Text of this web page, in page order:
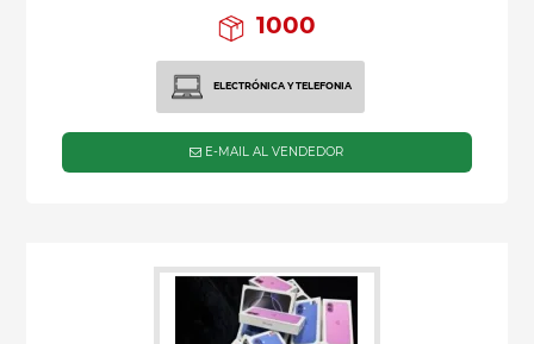
1000
ELECTRÓNICA Y TELEFONIA
E-MAIL AL VENDEDOR